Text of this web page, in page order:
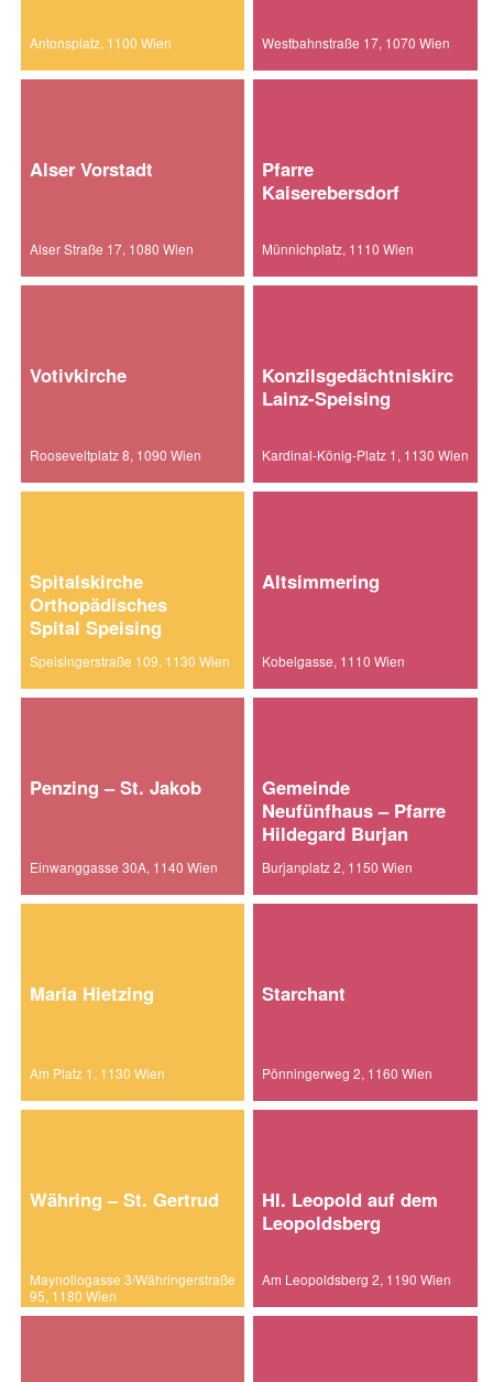
Antonsplatz, 1100 Wien Westbahnstraße 17, 1070 Wien
Alser Vorstadt
Alser Straße 17, 1080 Wien
Pfarre
Kaiserebersdorf
Münnichplatz, 1110 Wien
Votivkirche
Rooseveltplatz 8, 1090 Wien
Konzilsgedächtniskirche
Lainz-Speising
Kardinal-König-Platz 1, 1130 Wien
Spitalskirche
Orthopädisches
Spital Speising
Speisingerstraße 109, 1130 Wien
Altsimmering
Kobelgasse, 1110 Wien
Penzing – St. Jakob
Einwanggasse 30A, 1140 Wien
Gemeinde
Neufünfhaus – Pfarre
Hildegard Burjan
Burjanplatz 2, 1150 Wien
Maria Hietzing
Am Platz 1, 1130 Wien
Starchant
Pönningerweg 2, 1160 Wien
Währing – St. Gertrud
Maynollogasse 3/Währingerstraße
95, 1180 Wien
Hl. Leopold auf dem
Leopoldsberg
Am Leopoldsberg 2, 1190 Wien